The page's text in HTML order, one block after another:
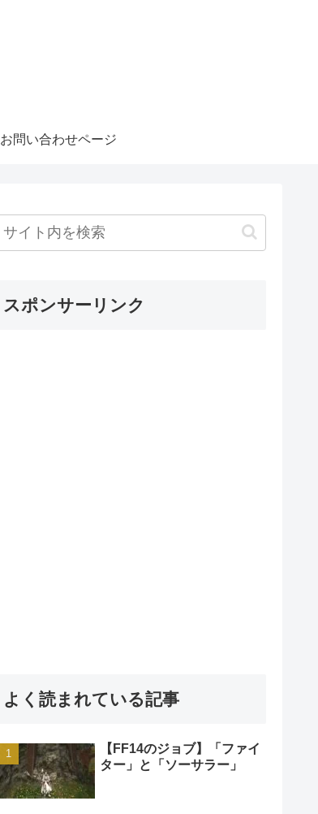
お問い合わせページ
スポンサーリンク
よく読まれている記事
【FF14のジョブ】「ファイ
ター」と「ソーサラー」